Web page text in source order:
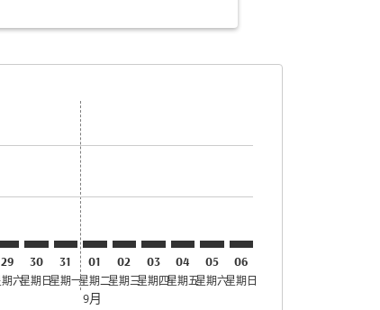
寻找优惠寻找优惠
disclaimer. 寻找优惠
offers-disclaimer. 寻找优惠
view-offers-disclaimer. 寻找优惠
cmp-view-offers-disclaimer. 寻找优惠
cmp-view-offers-disclaimer. 寻找优惠
JKT–STO: cmp-view-offers-disclaimer. 寻找优惠
29
期六
JKT–STO: cmp-view-offers-disclaimer. 寻找优惠
30
星期日
JKT–STO: cmp-view-offers-disclaimer. 寻找优惠
31
星期一
01
星期二
9月
02
星期三
03
星期四
04
星期五
05
星期六
06
星期日